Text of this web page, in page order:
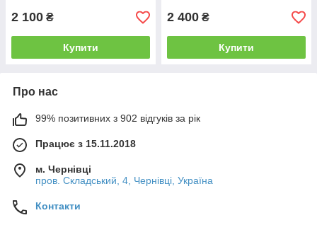
2 100 ₴
Купити
2 400 ₴
Купити
Про нас
99% позитивних з 902 відгуків за рік
Працює з 15.11.2018
м. Чернівці
пров. Складський, 4, Чернівці, Україна
Контакти